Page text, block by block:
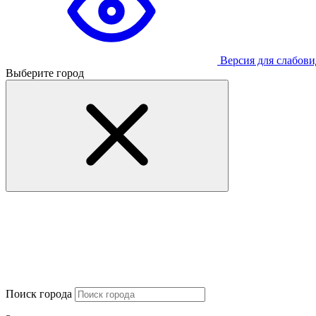
Версия для
Выберите город
Поиск города